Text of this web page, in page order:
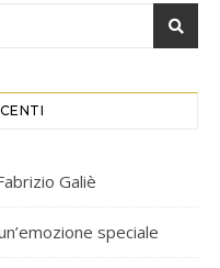
Galiè
speciale